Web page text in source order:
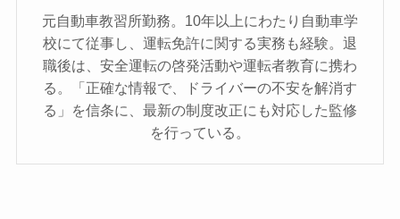
元自動車教習所勤務。10年以上にわたり自動車学
校にて従事し、運転免許に関する実務も経験。退
職後は、安全運転の啓発活動や運転者教育に携わ
る。「正確な情報で、ドライバーの不安を解消す
る」を信条に、最新の制度改正にも対応した監修
を行っている。